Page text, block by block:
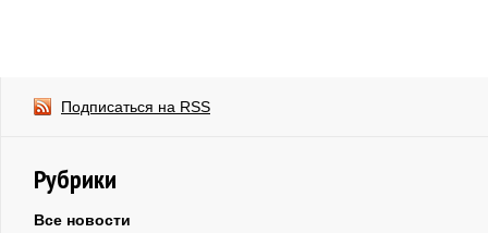
Подписаться на RSS
Рубрики
Все новости